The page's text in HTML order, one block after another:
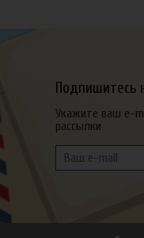
Подпишитесь
Укажите ваш e-
рассылки